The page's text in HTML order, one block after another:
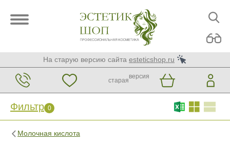
На старую версию сайта esteticshop.ru
старая
версия
Фильтр 0
Молочная кислота
Фильтр 0